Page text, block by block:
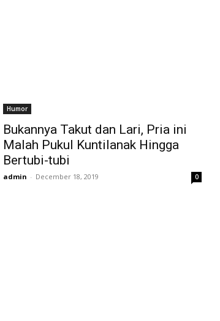
Humor
Bukannya Takut dan Lari, Pria ini
Malah Pukul Kuntilanak Hingga
Bertubi-tubi
admin - December 18, 2019 0